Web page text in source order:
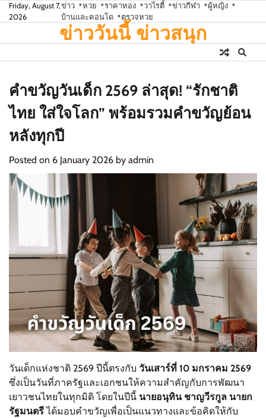
Skip
to
Friday, August 7,
2026
ข่าว หวย ราคาทอง วาไรตี้ ข่าวกีฬา
ผู้หญิง
บ้านและคอนโด
ตรวจหวย
ข่าววันนี้ ข่าวสนุก
คำขวัญวันเด็ก 2569 ล่าสุด! “รักชาติ
ไทย ใส่ใจโลก” พร้อมรวมคำขวัญย้อน
หลังทุกปี
Posted on 6 January 2026 by admin
วันเด็กแห่งชาติ 2569 ปีนี้ตรงกับ วันเสาร์ที่ 10 มกราคม 2569
ซึ่งเป็นวันที่ภาครัฐและเอกชนให้ความสำคัญกับการพัฒนา
เยาวชนไทยในทุกมิติ โดยในปีนี้ นายอนุทิน ชาญวีรกูล นายก
รัฐมนตรีได้มอบคำขวัญเพื่อเป็นแนวทางและข้อคิดให้กับ